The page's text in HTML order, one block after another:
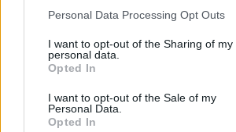
Personal Data Processing Opt Outs
I want to opt-out of the Sharing of my
personal data.
Opted In
I want to opt-out of the Sale of my
Personal Data.
Opted In
διαπιστωθεί κάτω υπό ποιες
σημειώθηκε το περιστατικό.
Συνεντεύξεις 18/11/2025
Δήμητρα Δερζέκου: «Λέω